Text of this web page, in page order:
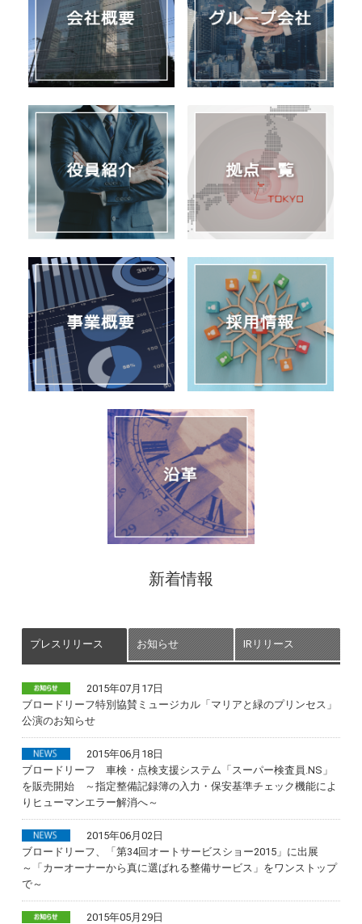
新着情報
プレスリリース お知らせ IRリリース
2015年07月17日
ブロードリーフ特別協賛ミュージカル「マリアと緑のプリンセス」
公演のお知らせ
2015年06月18日
ブロードリーフ 車検・点検支援システム「スーパー検査員.NS」
を販売開始 ～指定整備記録簿の入力・保安基準チェック機能によ
りヒューマンエラー解消へ～
2015年06月02日
ブロードリーフ、「第34回オートサービスショー2015」に出展
～「カーオーナーから真に選ばれる整備サービス」をワンストップ
で～
2015年05月29日